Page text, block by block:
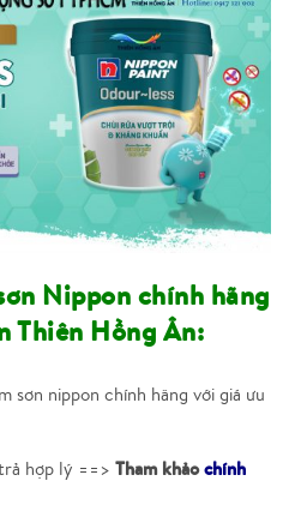
Nippon chính hãng
Thiên Hồng Ân:
sơn nippon chính hãng với giá ưu
hợp lý ==> Tham khảochính